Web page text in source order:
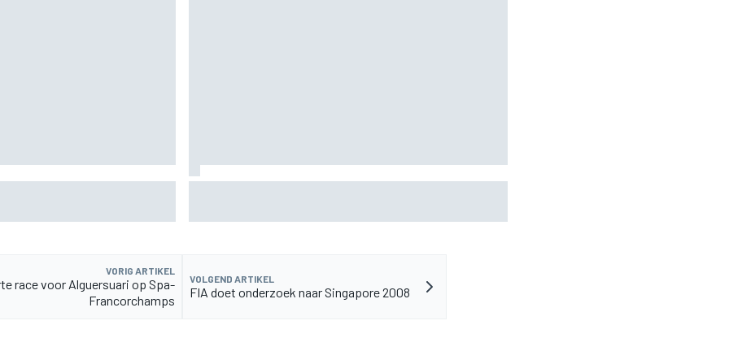
VORIG ARTIKEL
race voor Alguersuari op Spa-
Francorchamps
VOLGEND ARTIKEL
FIA doet onderzoek naar Singapore 2008